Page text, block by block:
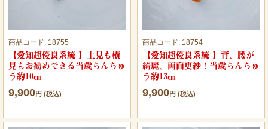
商品コード: 18755
【愛知超優良系統 】上見も横
見もお勧めできる当歳らんちゅ
う約10㎝
9,900円 (税込)
商品コード: 18754
【愛知超優良系統 】背、腰が
綺麗、両面更紗！当歳らんちゅ
う約13㎝
9,900円 (税込)